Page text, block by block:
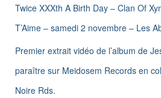
Twice XXXth A Birth Day – Clan Of
T’Aime – samedi 2 novembre – Les
Premier extrait vidéo de l’album de
paraître sur Meidosem Records en
Noire Rds.